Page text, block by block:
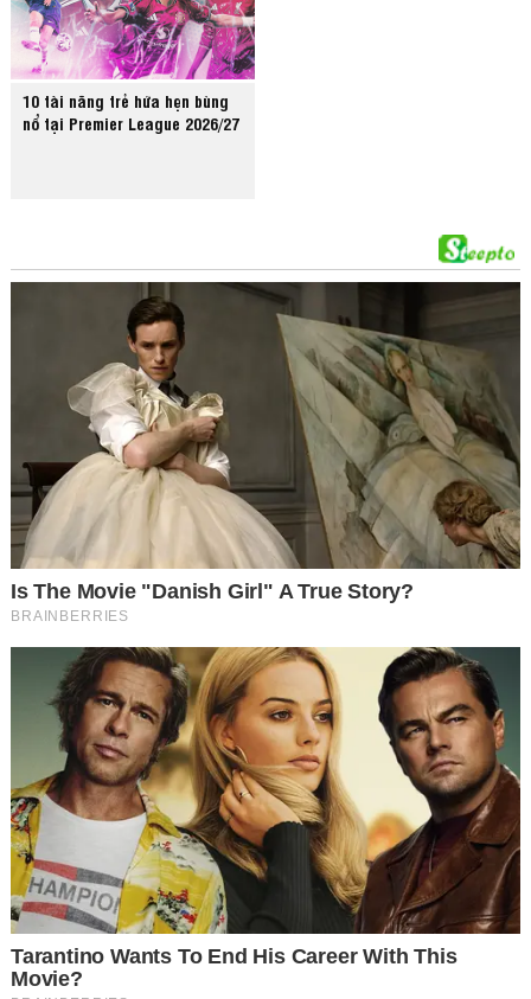
10 tài năng trẻ hứa hẹn bùng
nổ tại Premier League 2026/27